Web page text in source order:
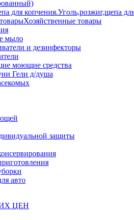
Уголь,розжиг,щепа
Хозяйственные товары
мыло
и дезинфекторы
моющие средства
Гели д/душа
защиты
авто
ЦЕН